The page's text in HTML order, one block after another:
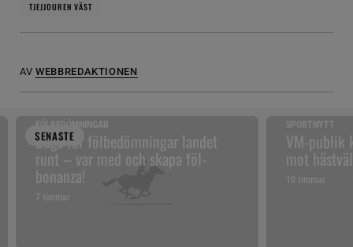
TJEJJOUREN VÄST
AV WEBBREDAKTIONEN
SENASTE
FÖLBEDÖMNINGAR
Dags för fölbedömningar landet
runt – var med och skapa föl-
bonanza!
7 timmar
SPORTNYTT
VM-publik
mot
10 timmar